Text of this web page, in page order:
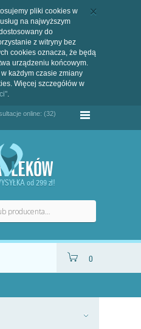
pliki cookies w
na najwyższym
do
z witryny bez
cookies oznacza, że będą
urządzeniu końcowym.
każdym czasie zmiany
Więcej szczegółów w
.
online: (32)
od 299 zł!
0